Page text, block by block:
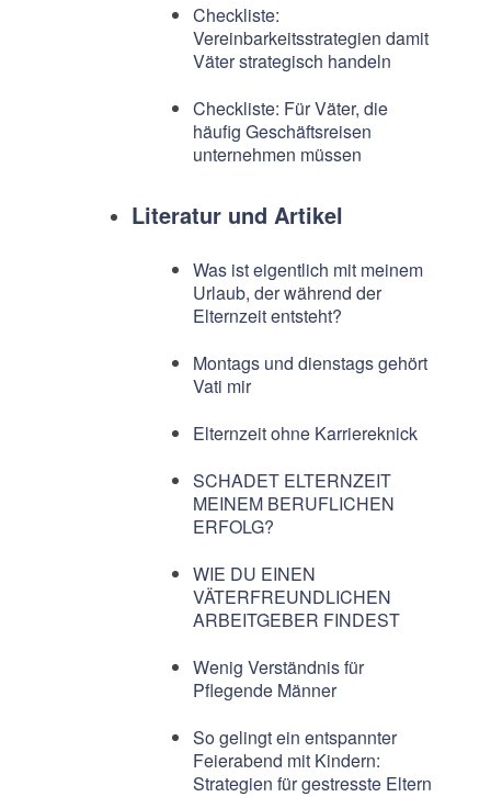
Checkliste:
Vereinbarkeitsstrategien damit
Väter strategisch handeln
Checkliste: Für Väter, die
häufig Geschäftsreisen
unternehmen müssen
Literatur und Artikel
Was ist eigentlich mit meinem
Urlaub, der während der
Elternzeit entsteht?
Montags und dienstags gehört
Vati mir
Elternzeit ohne Karriereknick
SCHADET ELTERNZEIT
MEINEM BERUFLICHEN
ERFOLG?
WIE DU EINEN
VÄTERFREUNDLICHEN
ARBEITGEBER FINDEST
Wenig Verständnis für
Pflegende Männer
So gelingt ein entspannter
Feierabend mit Kindern:
Strategien für gestresste Eltern